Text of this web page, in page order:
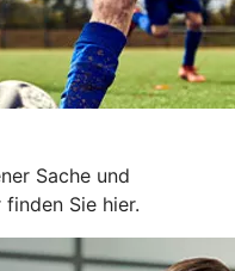
Sache und
Sie hier.